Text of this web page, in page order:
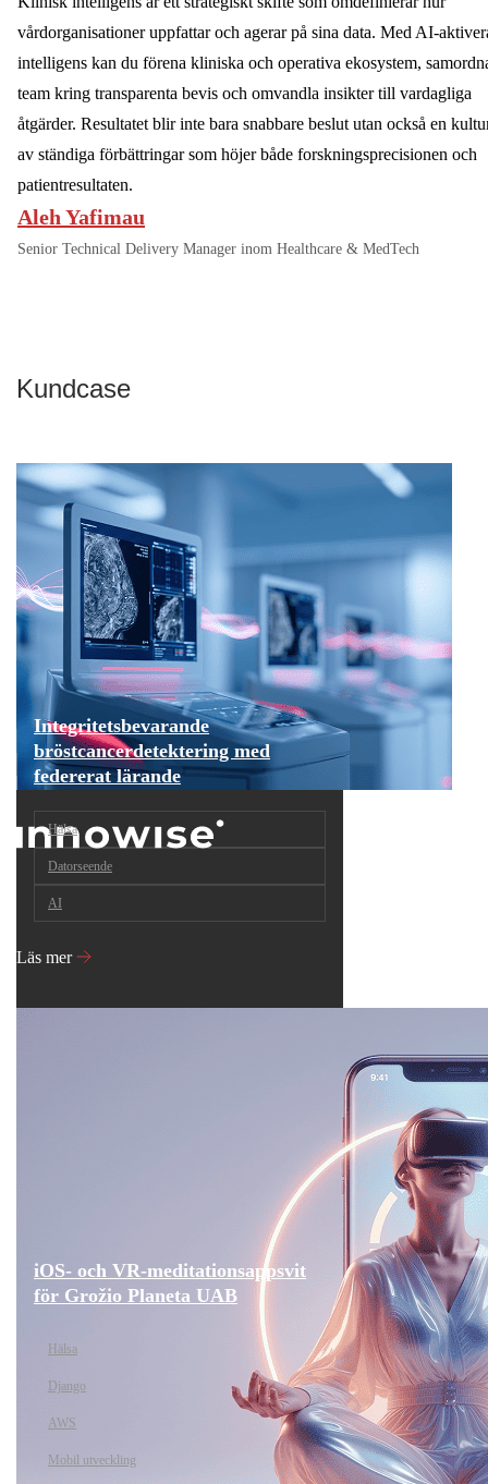
vårdorganisationer uppfattar och agerar på sina data. Med AI-
intelligens kan du förena kliniska och operativa ekosystem,
team kring transparenta bevis och omvandla insikter till vardagliga
åtgärder. Resultatet blir inte bara snabbare beslut utan också en
av ständiga förbättringar som höjer både forskningsprecisionen och
patientresultaten.
Aleh Yafimau
Senior Technical Delivery Manager inom Healthcare & MedTech
Kundcase
Integritetsbevarande
bröstcancerdetektering med
federerat lärande
Hälsa
Datorseende
AI
Läs mer
iOS- och VR-meditationsappsvit
för Grožio Planeta UAB
Hälsa
Django
AWS
Mobil utveckling